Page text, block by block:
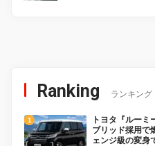
Ranking ランキング
トヨタ『ルーミ
ブリッド採用で
ェンジ級の変身